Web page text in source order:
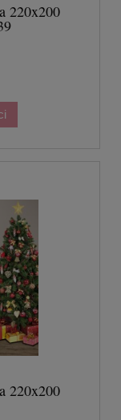
220x200
220x200